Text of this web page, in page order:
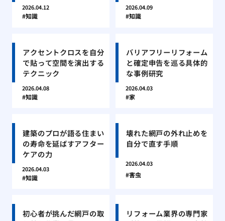
2026.04.12
知識
2026.04.09
知識
アクセントクロスを自分
で貼って空間を演出する
テクニック
2026.04.08
知識
バリアフリーリフォーム
と確定申告を巡る具体的
な事例研究
2026.04.03
家
建築のプロが語る住まい
の寿命を延ばすアフター
ケアの力
2026.04.03
知識
壊れた網戸の外れ止めを
自分で直す手順
2026.04.03
害虫
初心者が挑んだ網戸の取
リフォーム業界の専門家